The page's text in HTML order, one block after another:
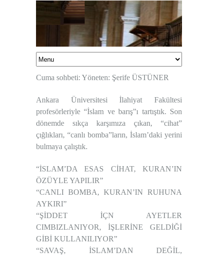
Cuma sohbeti: Yöneten: Şerife ÜSTÜNER
Ankara Üniversitesi İlahiyat Fakültesi
profesörleriyle “İslam ve barış”ı tartıştık. Son
dönemde sıkça karşımıza çıkan, “cihat”
çığlıkları, “canlı bomba”ların, İslam’daki yerini
bulmaya çalıştık.
“İSLAM’DA ESAS CİHAT, KURAN’IN
ÖZÜYLE YAPILIR”
“CANLI BOMBA, KURAN’IN RUHUNA
AYKIRI”
“ŞİDDET İÇN AYETLER
CIMBIZLANIYOR, İŞLERİNE GELDİĞİ
GİBİ KULLANILIYOR”
“SAVAŞ, İSLAM’DAN DEĞİL,